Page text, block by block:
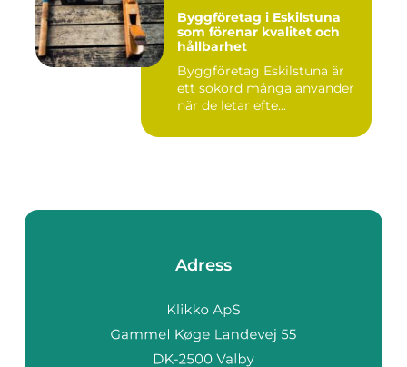
Byggföretag i Eskilstuna
som förenar kvalitet och
hållbarhet
Byggföretag Eskilstuna är
ett sökord många använder
när de letar efte...
Adress